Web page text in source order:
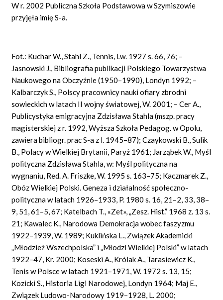
W r. 2002 Publiczna Szkoła Podstawowa w Szymiszowie
przyjęła imię S-a.
Fot.: Kuchar W., Stahl Z., Tennis, Lw. 1927 s. 66, 76; –
Jasnowski J., Bibliografia publikacji Polskiego Towarzystwa
Naukowego na Obczyźnie (1950–1990), Londyn 1992; –
Kalbarczyk S., Polscy pracownicy nauki ofiary zbrodni
sowieckich w latach II wojny światowej, W. 2001; – Cer A.,
Publicystyka emigracyjna Zdzisława Stahla (mszp. pracy
magisterskiej z r. 1992, Wyższa Szkoła Pedagog. w Opolu,
zawiera bibliogr. prac S-a z l. 1945–87); Czaykowski B., Sulik
B., Polacy w Wielkiej Brytanii, Paryż 1961; Jarząbek W., Myśl
polityczna Zdzisława Stahla, w: Myśl polityczna na
wygnaniu, Red. A. Friszke, W. 1995 s. 163–75; Kaczmarek Z.,
Obóz Wielkiej Polski. Geneza i działalność społeczno-
polityczna w latach 1926–1933, P. 1980 s. 16, 21–2, 33, 38–
9, 51, 61–5, 67; Katelbach T., «Zet», „Zesz. Hist.” 1968 z. 13 s.
21; Kawalec K., Narodowa Demokracja wobec faszyzmu
1922–1939, W. 1989; Kuklińska L., Związek Akademicki
„Młodzież Wszechpolska” i „Młodzi Wielkiej Polski” w latach
1922–47, Kr. 2000; Koseski A., Królak A., Tarasiewicz K.,
Tenis w Polsce w latach 1921–1971, W. 1972 s. 13, 15;
Kozicki S., Historia Ligi Narodowej, Londyn 1964; Maj E.,
Związek Ludowo-Narodowy 1919–1928, L. 2000;